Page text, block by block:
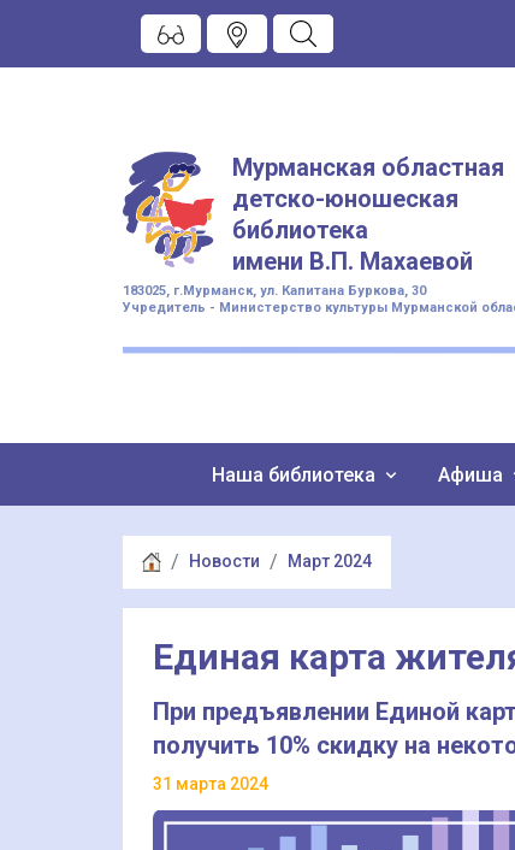
Мурманская областная
детско-юношеская
библиотека
имени В.П. Махаевой
183025, г.Мурманск, ул. Капитана Буркова, 30
Учредитель - Министерство культуры Мурманской
Наша библиотека Афиша
Новости Март 2024
Единая карта
При предъявлении Единой
получить 10% скидку на
31 марта 2024